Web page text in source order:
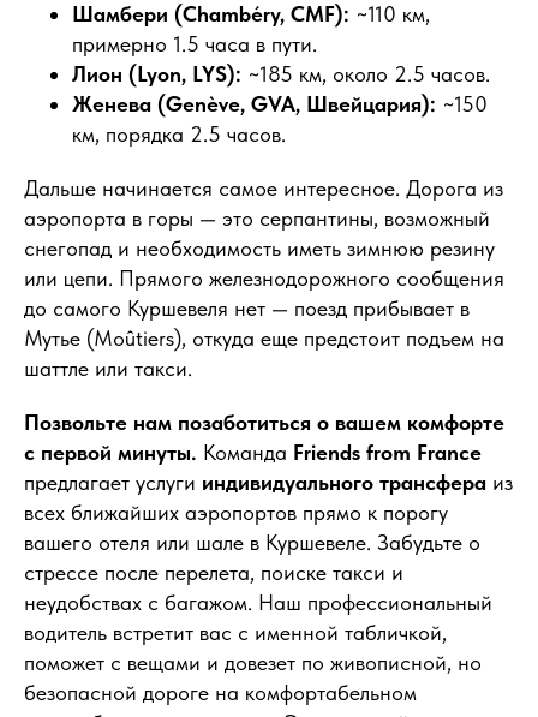
Шамбери (Chambéry, CMF): ~110 км,
примерно 1.5 часа в пути.
Лион (Lyon, LYS): ~185 км, около 2.5 часов.
Женева (Genève, GVA, Швейцария): ~150
км, порядка 2.5 часов.
Дальше начинается самое интересное. Дорога из
аэропорта в горы — это серпантины, возможный
снегопад и необходимость иметь зимнюю резину
или цепи. Прямого железнодорожного сообщения
до самого Куршевеля нет — поезд прибывает в
Мутье (Moûtiers), откуда еще предстоит подъем на
шаттле или такси.
Позвольте нам позаботиться о вашем комфорте
с первой минуты. Команда Friends from France
предлагает услуги индивидуального трансфера из
всех ближайших аэропортов прямо к порогу
вашего отеля или шале в Куршевеле. Забудьте о
стрессе после перелета, поиске такси и
неудобствах с багажом. Наш профессиональный
водитель встретит вас с именной табличкой,
поможет с вещами и довезет по живописной, но
безопасной дороге на комфортабельном